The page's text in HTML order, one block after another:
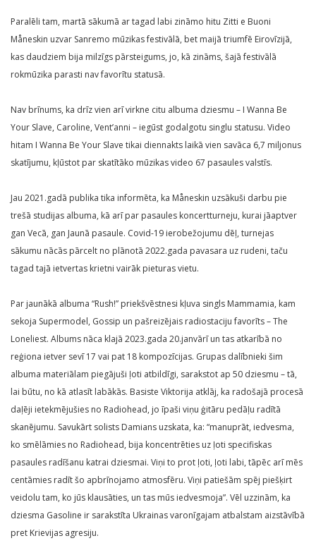
Paralēli tam, martā sākumā ar tagad labi zināmo hitu Zitti e Buoni
Måneskin uzvar Sanremo mūzikas festivālā, bet maijā triumfē Eirovīzijā,
kas daudziem bija milzīgs pārsteigums, jo, kā zināms, šajā festivālā
rokmūzika parasti nav favorītu statusā.
Nav brīnums, ka drīz vien arī virkne citu albuma dziesmu – I Wanna Be
Your Slave, Caroline, Vent’anni – iegūst godalgotu singlu statusu. Video
hitam I Wanna Be Your Slave tikai diennakts laikā vien savāca 6,7 miljonus
skatījumu, kļūstot par skatītāko mūzikas video 67 pasaules valstīs.
Jau 2021.gadā publika tika informēta, ka Måneskin uzsākuši darbu pie
trešā studijas albuma, kā arī par pasaules koncertturneju, kurai jāaptver
gan Vecā, gan Jaunā pasaule. Covid-19 ierobežojumu dēļ, turnejas
sākumu nācās pārcelt no plānotā 2022.gada pavasara uz rudeni, taču
tagad tajā ietvertas krietni vairāk pieturas vietu.
Par jaunākā albuma “Rush!” priekšvēstnesi kļuva singls Mammamia, kam
sekoja Supermodel, Gossip un pašreizējais radiostaciju favorīts – The
Loneliest. Albums nāca klajā 2023.gada 20.janvārī un tas atkarībā no
reģiona ietver sevī 17 vai pat 18 kompozīcijas. Grupas dalībnieki šim
albuma materiālam piegājuši ļoti atbildīgi, sarakstot ap 50 dziesmu – tā,
lai būtu, no kā atlasīt labākās. Basiste Viktorija atklāj, ka radošajā procesā
daļēji ietekmējušies no Radiohead, jo īpaši viņu ģitāru pedāļu radītā
skanējumu. Savukārt solists Damians uzskata, ka: “manuprāt, iedvesma,
ko smēlāmies no Radiohead, bija koncentrēties uz ļoti specifiskas
pasaules radīšanu katrai dziesmai. Viņi to prot ļoti, ļoti labi, tāpēc arī mēs
centāmies radīt šo apbrīnojamo atmosfēru. Viņi patiešām spēj piešķirt
veidolu tam, ko jūs klausāties, un tas mūs iedvesmoja”. Vēl uzzinām, ka
dziesma Gasoline ir sarakstīta Ukrainas varonīgajam atbalstam aizstāvībā
pret Krievijas agresiju.